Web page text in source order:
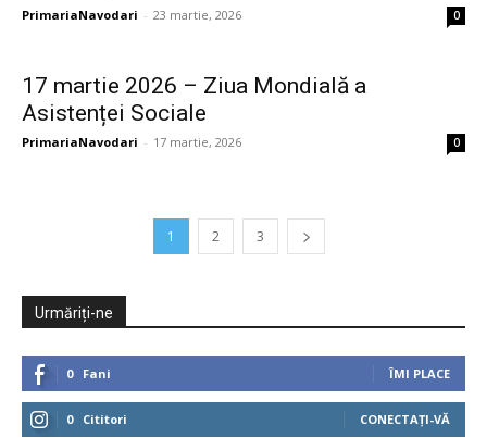
PrimariaNavodari - 23 martie, 2026 0
17 martie 2026 – Ziua Mondială a
Asistenței Sociale
PrimariaNavodari - 17 martie, 2026 0
1 2 3
Urmăriți-ne
0 Fani ÎMI PLACE
0 Cititori CONECTAȚI-VĂ